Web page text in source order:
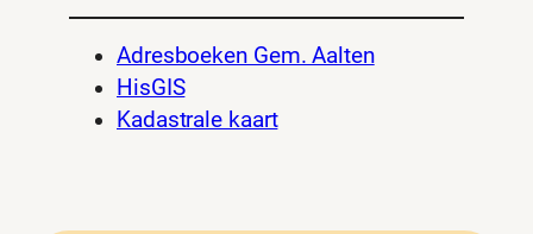
Adresboeken Gem. Aalten
HisGIS
Kadastrale kaart